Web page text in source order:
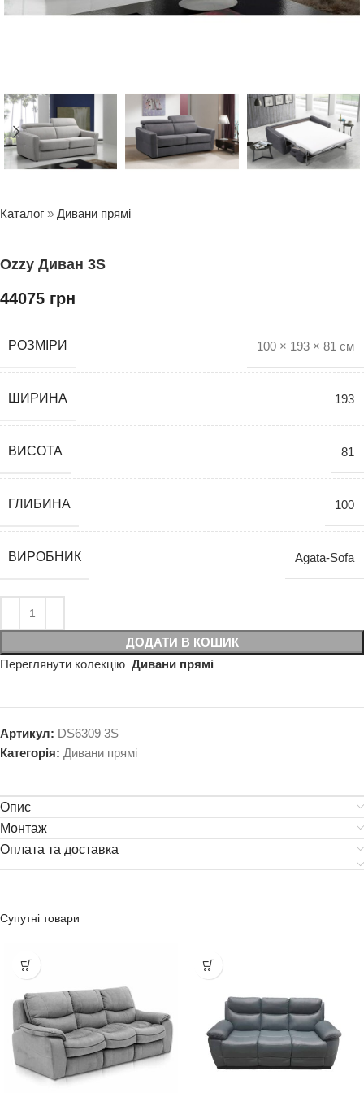
Каталог » Дивани прямі
Ozzy Диван 3S
44075 грн
РОЗМІРИ 100 × 193 × 81 см
ШИРИНА 193
ВИСОТА 81
ГЛИБИНА 100
ВИРОБНИК Agata-Sofa
ДОДАТИ В КОШИК
Переглянути колекцію Дивани прямі
Артикул: DS6309 3S
Категорія: Дивани прямі
Опис
Монтаж
Оплата та доставка
Супутні товари